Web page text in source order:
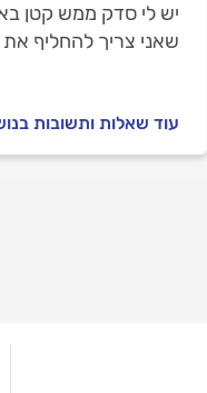
יש לי סדק ממש קטן
שאני צריך להחליף
עוד שאלות ותשובות